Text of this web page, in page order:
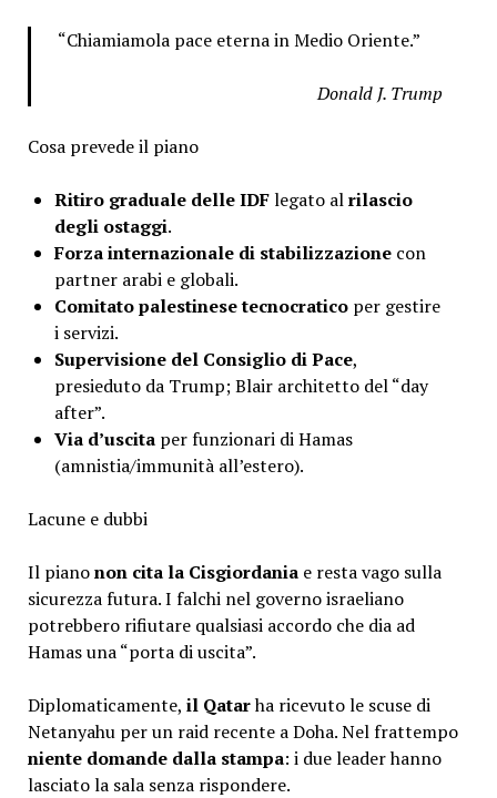
“Chiamiamola pace eterna in Medio Oriente.”
Donald J. Trump
Cosa prevede il piano
Ritiro graduale delle IDFlegato alrilascio
degli ostaggi.
Forza internazionale di stabilizzazionecon
partner arabi e globali.
Comitato palestinese tecnocraticoper gestire
i servizi.
Supervisione del Consiglio di Pace,
presieduto da Trump; Blair architetto del “day
after”.
Via d’uscitaper funzionari di Hamas
(amnistia/immunità all’estero).
Lacune e dubbi
Il pianonon cita la Cisgiordaniae resta vago sulla
sicurezza futura. I falchi nel governo israeliano
potrebbero rifiutare qualsiasi accordo che dia ad
Hamas una “porta di uscita”.
Diplomaticamente, il Qatarha ricevuto le scuse di
Netanyahu per un raid recente a Doha. Nel frattempo
niente domande dalla stampa: i due leader hanno
lasciato la sala senza rispondere.